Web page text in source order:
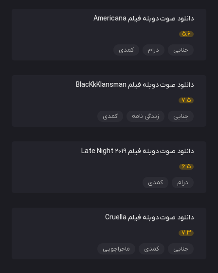
دانلود صوت دوبله فیلم Americana
5.6
جنایی
درام کمدی
دانلود صوت دوبله فیلم BlacKkKlansman
7.5
جنایی
زندگی نامه کمدی
دانلود صوت دوبله فیلم Late Night 2019
6.5
درام
کمدی
دانلود صوت دوبله فیلم Cruella
7.3
جنایی
کمدی ماجراجویی